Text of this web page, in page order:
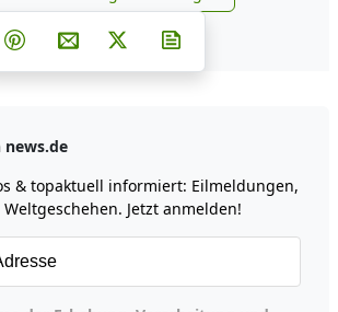
Teilen auf Facebook
Teilen auf Whatsapp
Teilen auf Telegram
Teilen auf Pinterest
Per E-Mail teilen
Post auf X
& topaktuell informiert: Eilmeldungen,
Jetzt anmelden!